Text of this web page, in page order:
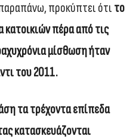
προκύπτει ότι το
κατοικιών πέρα από τις
μίσθωση ήταν
του 2011.
τα τρέχοντα επίπεδα
κατασκευάζονται